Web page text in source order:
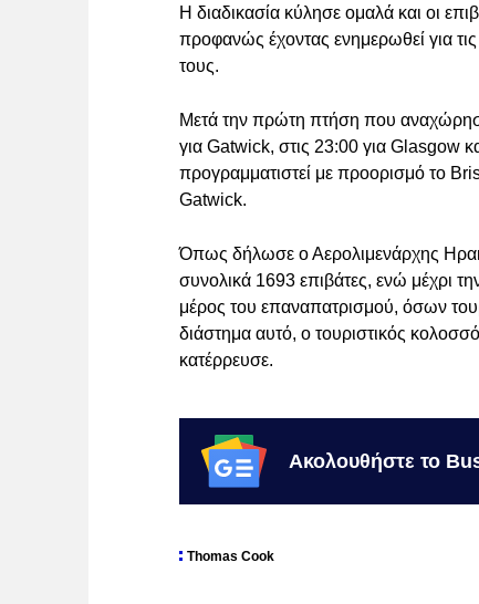
Η διαδικασία κύλησε ομαλά και οι
προφανώς έχοντας ενημερωθεί για
τους.
Μετά την πρώτη πτήση που
για Gatwick, στις 23:00 για Glasgow
προγραμματιστεί με προορισμό το
Gatwick.
Όπως δήλωσε ο Αερολιμενάρχης
συνολικά 1693 επιβάτες, ενώ μέχρι
μέρος του επαναπατρισμού, όσων
διάστημα αυτό, ο τουριστικός
κατέρρευσε.
Ακολουθήστε το
Thomas Cook